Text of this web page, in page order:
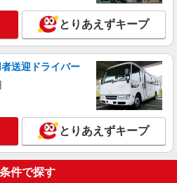
詳細を見る
ニア向けマンションで夜勤専従＊暮
伝い
円〜2062円 ＜日払い有/週払い有/交
(ガソリン代含む)＞
社不要/面接なし/車通勤OK
とりあえずキープ
送迎ドライバー
とりあえずキープ
件で探す